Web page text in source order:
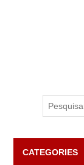
CATEGORIES